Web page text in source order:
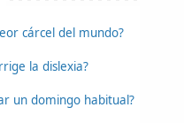
cárcel del mundo?
la dislexia?
un domingo habitual?